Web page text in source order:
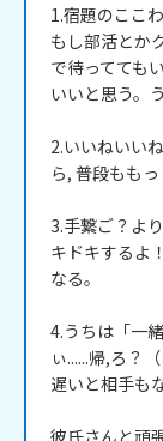
1.宿題のここ
もし部活とか
で待ってても
いいと思う。
2.いいねいい
ら, 普段もも
3.手繋ご？よ
キドキするよ
なる。
4.うちは「一
ぃ......帰,ろ？
遅いと相手も